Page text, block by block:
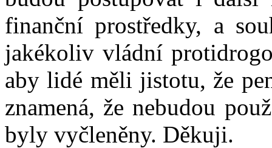
finanční prostředky, a
jakékoliv vládní
aby lidé měli jistotu, že
znamená, že nebudou
byly vyčleněny. Děkuji.